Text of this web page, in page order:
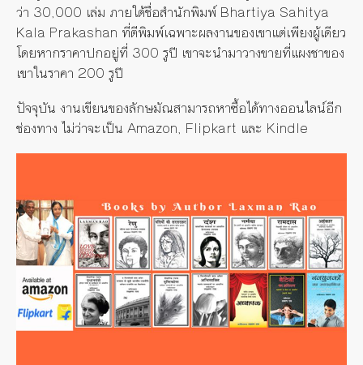
ว่า 30,000 เล่ม ภายใต้ชื่อสำนักพิมพ์ Bhartiya Sahitya
Kala Prakashan ที่ตีพิมพ์เฉพาะผลงานของเขาแต่เพียงผู้เดียว
โดยหากราคาปกอยู่ที่ 300 รูปี เขาจะนำมาวางขายที่แผงชาของ
เขาในราคา 200 รูปี
ปัจจุบัน งานเขียนของลักษมัณสามารถหาซื้อได้ทางออนไลน์อีก
ช่องทาง ไม่ว่าจะเป็น Amazon, Flipkart และ Kindle